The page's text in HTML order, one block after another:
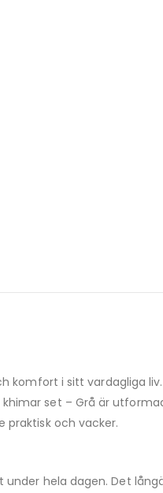
i sitt vardagliga
set – Grå är
praktisk och vacker.
hela dagen. Det